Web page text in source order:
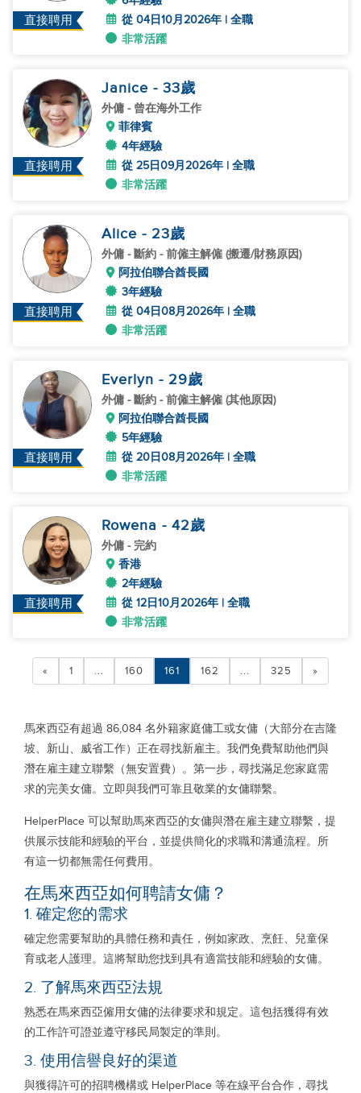
直接聘用
從 04日10月2026年 | 全職
非常活躍
直接聘用
Janice - 33歲
外傭 - 曾在海外工作
菲律賓
4年經驗
從 25日09月2026年 | 全職
非常活躍
直接聘用
Alice - 23歲
外傭 - 斷約 - 前僱主解僱 (搬遷/財務原因)
阿拉伯聯合酋長國
3年經驗
從 04日08月2026年 | 全職
非常活躍
直接聘用
Everlyn - 29歲
外傭 - 斷約 - 前僱主解僱 (其他原因)
阿拉伯聯合酋長國
5年經驗
從 20日08月2026年 | 全職
非常活躍
直接聘用
Rowena - 42歲
外傭 - 完約
香港
2年經驗
從 12日10月2026年 | 全職
非常活躍
« 1 ... 160 161 162 ... 325 »
馬來西亞有超過 86,084 名外籍家庭傭工或女傭（大部分在吉隆
坡、新山、威省工作）正在尋找新雇主。我們免費幫助他們與
潛在雇主建立聯繫（無安置費）。第一步，尋找滿足您家庭需
求的完美女傭。立即與我們可靠且敬業的女傭聯繫。
HelperPlace 可以幫助馬來西亞的女傭與潛在雇主建立聯繫，提
供展示技能和經驗的平台，並提供簡化的求職和溝通流程。所
有這一切都無需任何費用。
在馬來西亞如何聘請女傭？
1. 確定您的需求
確定您需要幫助的具體任務和責任，例如家政、烹飪、兒童保
育或老人護理。這將幫助您找到具有適當技能和經驗的女傭。
2. 了解馬來西亞法規
熟悉在馬來西亞僱用女傭的法律要求和規定。這包括獲得有效
的工作許可證並遵守移民局製定的準則。
3. 使用信譽良好的渠道
與獲得許可的招聘機構或 HelperPlace 等在線平台合作，尋找